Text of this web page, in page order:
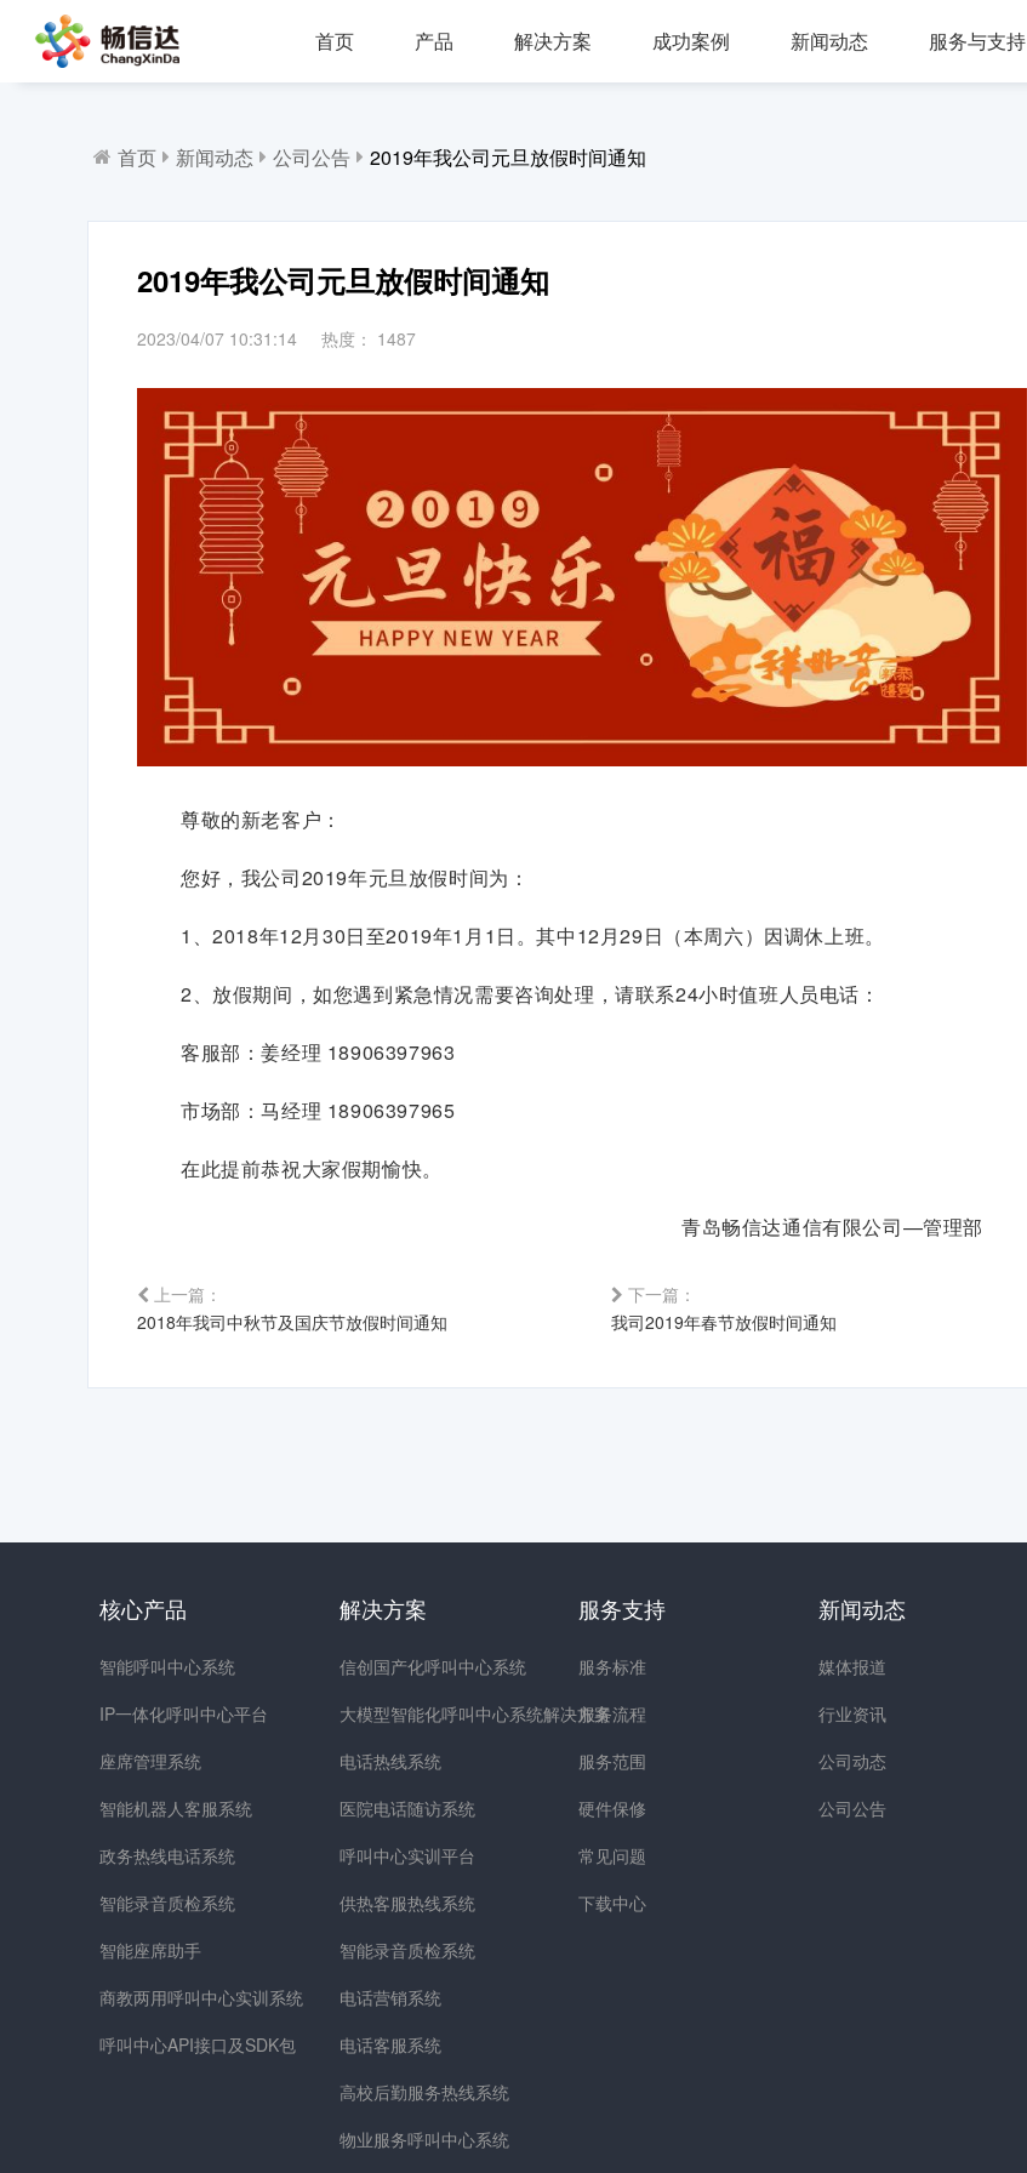
首页 产品 解决方案 成功案例 新闻动态 服务与支持
首页 新闻动态 公司公告 2019年我公司元旦放假时间通知
2019年我公司元旦放假时间通知
2023/04/07 10:31:14 热度： 1487
尊敬的新老客户：
您好，我公司2019年元旦放假时间为：
1、2018年12月30日至2019年1月1日。其中12月29日（本周六）因调休上班。
2、放假期间，如您遇到紧急情况需要咨询处理，请联系24小时值班人员电话：
客服部：姜经理 18906397963
市场部：马经理 18906397965
在此提前恭祝大家假期愉快。
青岛畅信达通信有限公司—管理部
上一篇：
2018年我司中秋节及国庆节放假时间通知
下一篇：
我司2019年春节放假时间通知
核心产品
智能呼叫中心系统
IP一体化呼叫中心平台
座席管理系统
智能机器人客服系统
政务热线电话系统
智能录音质检系统
智能座席助手
商教两用呼叫中心实训系统
呼叫中心API接口及SDK包
解决方案
信创国产化呼叫中心系统
大模型智能化呼叫中心系统解决方案
电话热线系统
医院电话随访系统
呼叫中心实训平台
供热客服热线系统
智能录音质检系统
电话营销系统
电话客服系统
高校后勤服务热线系统
物业服务呼叫中心系统
服务支持
服务标准
服务流程
服务范围
硬件保修
常见问题
下载中心
新闻动态
媒体报道
行业资讯
公司动态
公司公告